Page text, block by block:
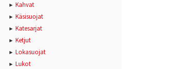
Kahvat
Käsisuojat
Katesarjat
Ketjut
Lokasuojat
Lukot